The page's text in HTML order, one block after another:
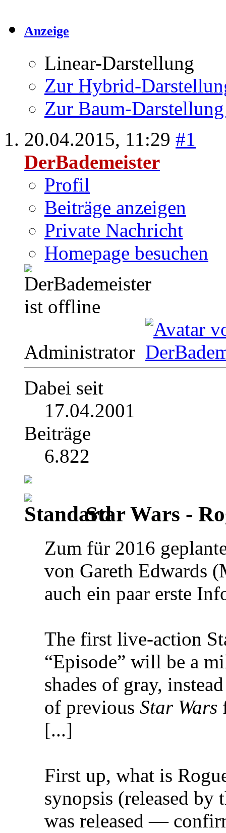
Anzeige
Linear-Darstellung
Zur Hybrid-
Zur Baum-
20.04.2015, 11:29 #1
DerBademeister
Profil
Beiträge anzeigen
Private Nachricht
Homepage besuchen
Administrator
Dabei seit
17.04.2001
Beiträge
6.822
Star Wars -
Zum für 2016
von Gareth Edwards
auch ein paar erste
The first live-action
“Episode” will be a
shades of gray,
of previous Star Wars
[...]
First up, what is
synopsis (released by
was released —